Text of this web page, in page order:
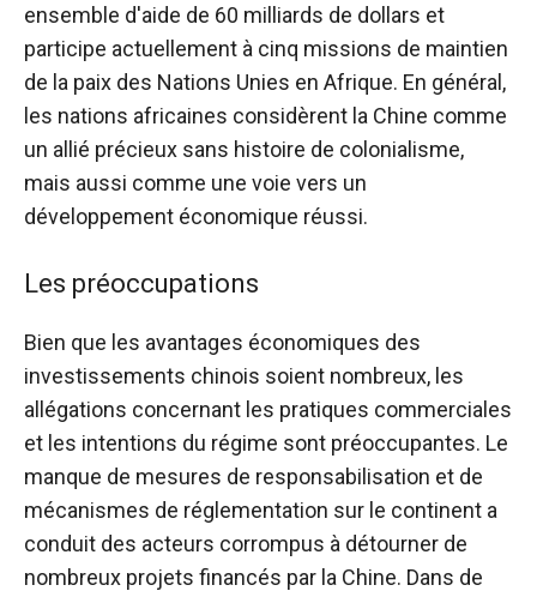
ensemble d'aide de 60 milliards de dollars et
participe actuellement à cinq missions de maintien
de la paix des Nations Unies en Afrique. En général,
les nations africaines considèrent la Chine comme
un allié précieux sans histoire de colonialisme,
mais aussi comme une voie vers un
développement économique réussi.
Les préoccupations
Bien que les avantages économiques des
investissements chinois soient nombreux, les
allégations concernant les pratiques commerciales
et les intentions du régime sont préoccupantes. Le
manque de mesures de responsabilisation et de
mécanismes de réglementation sur le continent a
conduit des acteurs corrompus à détourner de
nombreux projets financés par la Chine. Dans de